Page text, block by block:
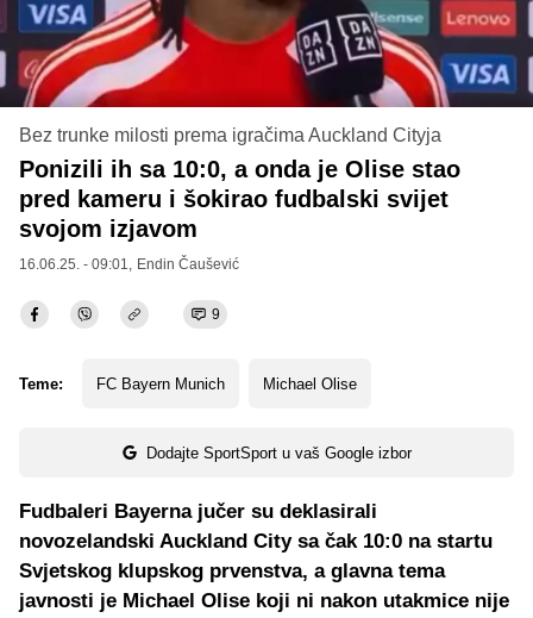
Bez trunke milosti prema igračima Auckland Cityja
Ponizili ih sa 10:0, a onda je Olise stao
pred kameru i šokirao fudbalski svijet
svojom izjavom
16.06.25. - 09:01, Endin Čaušević
9
Teme: FC Bayern Munich Michael Olise
Dodajte SportSport u vaš Google izbor
Fudbaleri Bayerna jučer su deklasirali
novozelandski Auckland City sa čak 10:0 na startu
Svjetskog klupskog prvenstva, a glavna tema
javnosti je Michael Olise koji ni nakon utakmice nije